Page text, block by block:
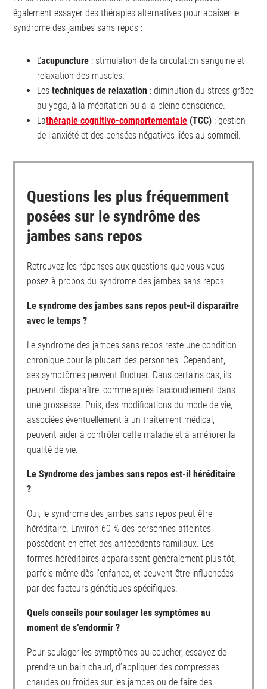
également essayer des thérapies alternatives pour apaiser le
syndrome des jambes sans repos :
L’acupuncture : stimulation de la circulation sanguine et
relaxation des muscles.
Lestechniques de relaxation : diminution du stress grâce
au yoga, à la méditation ou à la pleine conscience.
Lathérapie cognitivo-comportementale (TCC) : gestion
de l’anxiété et des pensées négatives liées au sommeil.
Questions les plus fréquemment
posées sur le syndrôme des
jambes sans repos
Retrouvez les réponses aux questions que vous vous
posez à propos du syndrome des jambes sans repos.
Le syndrome des jambes sans repos peut-il disparaître
avec le temps ?
Le syndrome des jambes sans repos reste une condition
chronique pour la plupart des personnes. Cependant,
ses symptômes peuvent fluctuer. Dans certains cas, ils
peuvent disparaître, comme après l’accouchement dans
une grossesse. Puis, des modifications du mode de vie,
associées éventuellement à un traitement médical,
peuvent aider à contrôler cette maladie et à améliorer la
qualité de vie.
Le Syndrome des jambes sans repos est-il héréditaire
?
Oui, le syndrome des jambes sans repos peut être
héréditaire. Environ 60 % des personnes atteintes
possèdent en effet des antécédents familiaux. Les
formes héréditaires apparaissent généralement plus tôt,
parfois même dès l’enfance, et peuvent être influencées
par des facteurs génétiques spécifiques.
Quels conseils pour soulager les symptômes au
moment de s’endormir ?
Pour soulager les symptômes au coucher, essayez de
prendre un bain chaud, d’appliquer des compresses
chaudes ou froides sur les jambes ou de faire des